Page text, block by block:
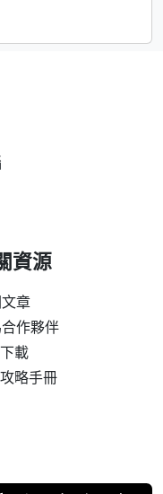
資源
章
作夥伴
載
略手冊